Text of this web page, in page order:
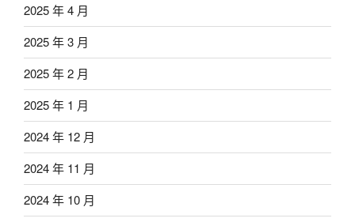
2025 年 4 月
2025 年 3 月
2025 年 2 月
2025 年 1 月
2024 年 12 月
2024 年 11 月
2024 年 10 月